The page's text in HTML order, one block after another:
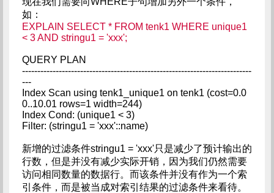
如：
EXPLAIN SELECT * FROM tenk1 WHERE unique1
< 3 AND stringu1 = 'xxx';
QUERY PLAN
---------------------------------------------------------------------------
---
Index Scan using tenk1_unique1 on tenk1 (cost=0.0
0..10.01 rows=1 width=244)
Index Cond: (unique1 < 3)
Filter: (stringu1 = 'xxx'::name)
新增的过滤条件stringu1 = 'xxx'只是减少了预计输出的
行数，但是并没有减少实际开销，因为我们仍然需要
访问相同数量的数据行。而该条件并没有作为一个索
引条件，而是被当成对索引结果的过滤条件来看待。